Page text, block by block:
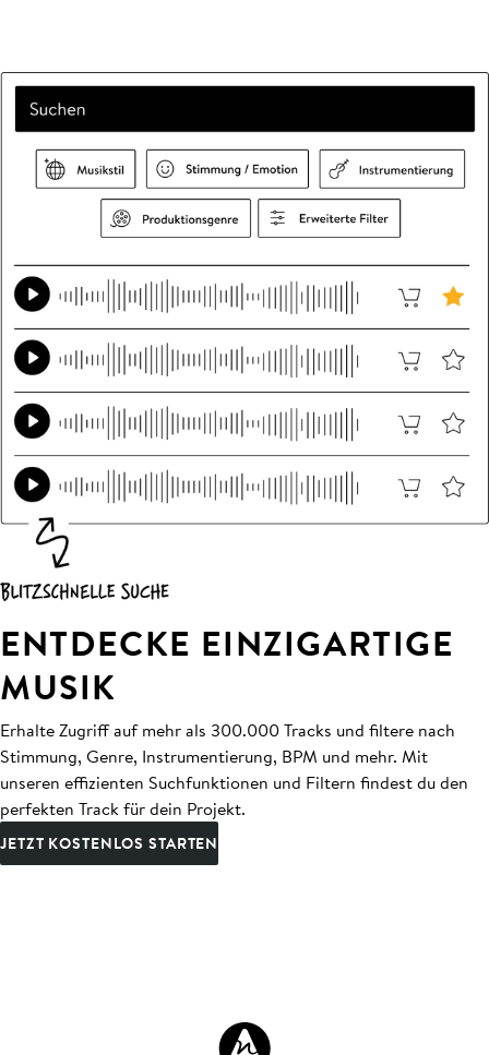
ENTDECKE EINZIGARTIGE
MUSIK
Erhalte Zugriff auf mehr als 300.000 Tracks und filtere nach
Stimmung, Genre, Instrumentierung, BPM und mehr. Mit
unseren effizienten Suchfunktionen und Filtern findest du den
perfekten Track für dein Projekt.
JETZT KOSTENLOS STARTEN